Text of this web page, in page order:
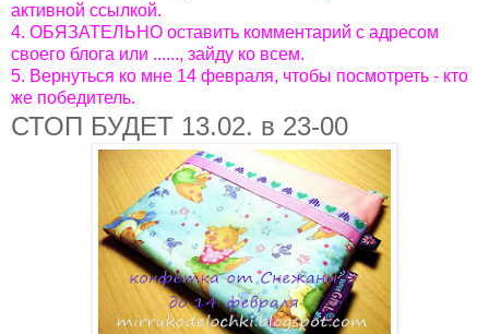
активной ссылкой.
4. ОБЯЗАТЕЛЬНО оставить комментарий с адресом
своего блога или ......, зайду ко всем.
5. Вернуться ко мне 14 февраля, чтобы посмотреть - кто
же победитель.
СТОП БУДЕТ 13.02. в 23-00